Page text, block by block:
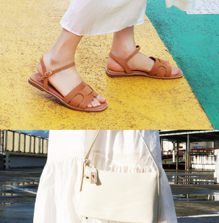
時審查核予不同之上限額度；若仍有額度不足之情形，本公司將視審查結果
請求用戶進行身份認證。
５．嚴禁一人註冊多個帳號或使用他人資訊註冊。若發現惡意使用之情形，
恩沛科技股份有限公司將有權停止該用戶之使用額度並採取法律行動。